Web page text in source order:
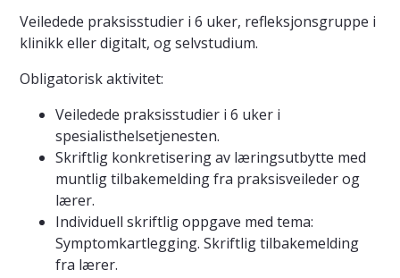
Veiledede praksisstudier i 6 uker, refleksjonsgruppe i
klinikk eller digitalt, og selvstudium.
Obligatorisk aktivitet:
Veiledede praksisstudier i 6 uker i
spesialisthelsetjenesten.
Skriftlig konkretisering av læringsutbytte med
muntlig tilbakemelding fra praksisveileder og
lærer.
Individuell skriftlig oppgave med tema:
Symptomkartlegging. Skriftlig tilbakemelding
fra lærer.